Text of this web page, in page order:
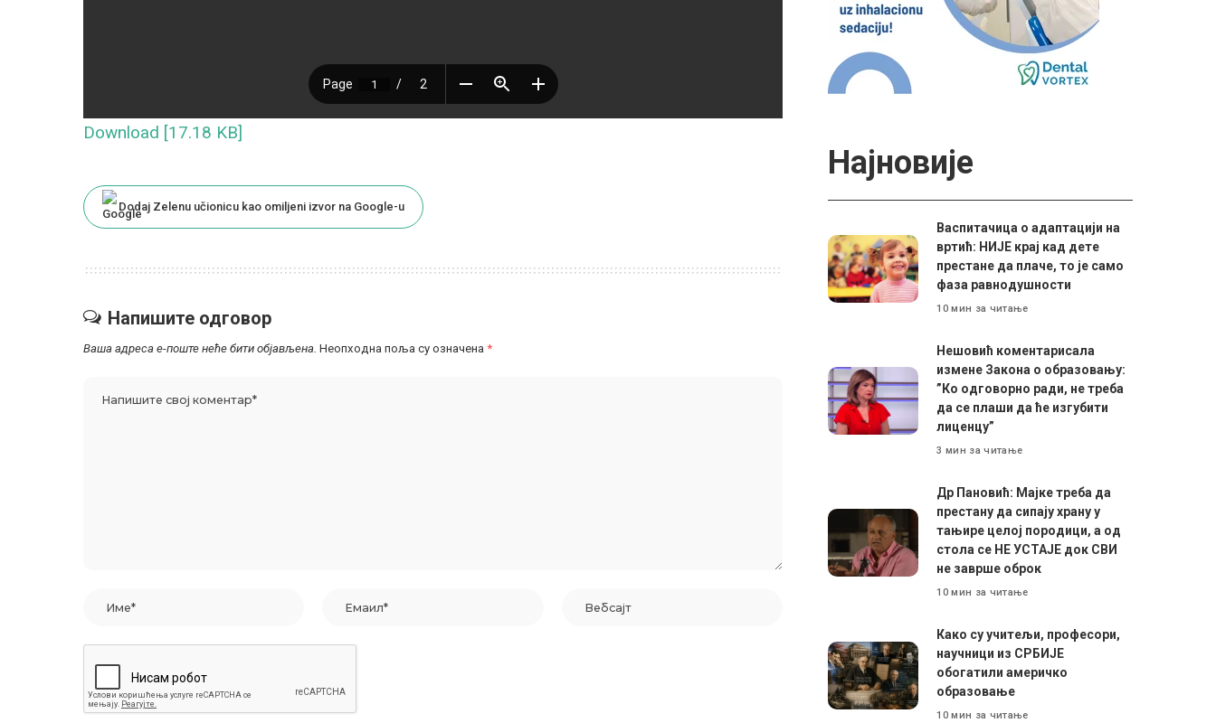
Download [17.18 KB]
Dodaj Zelenu učionicu kao omiljeni izvor na Google-u
Напишите одговор
Ваша адреса е-поште неће бити објављена. Неопходна поља су означена *
Најновије
Васпитачица о адаптацији на
вртић: НИЈЕ крај кад дете
престане да плаче, то је само
фаза равнодушности
10 мин за читање
Нешовић коментарисала
измене Закона о образовању:
”Ко одговорно ради, не треба
да се плаши да ће изгубити
лиценцу”
3 мин за читање
Др Пановић: Мајке треба да
престану да сипају храну у
тањире целој породици, а од
стола се НЕ УСТАЈЕ док СВИ
не заврше оброк
10 мин за читање
Како су учитељи, професори,
научници из СРБИЈЕ
обогатили америчко
образовање
10 мин за читање